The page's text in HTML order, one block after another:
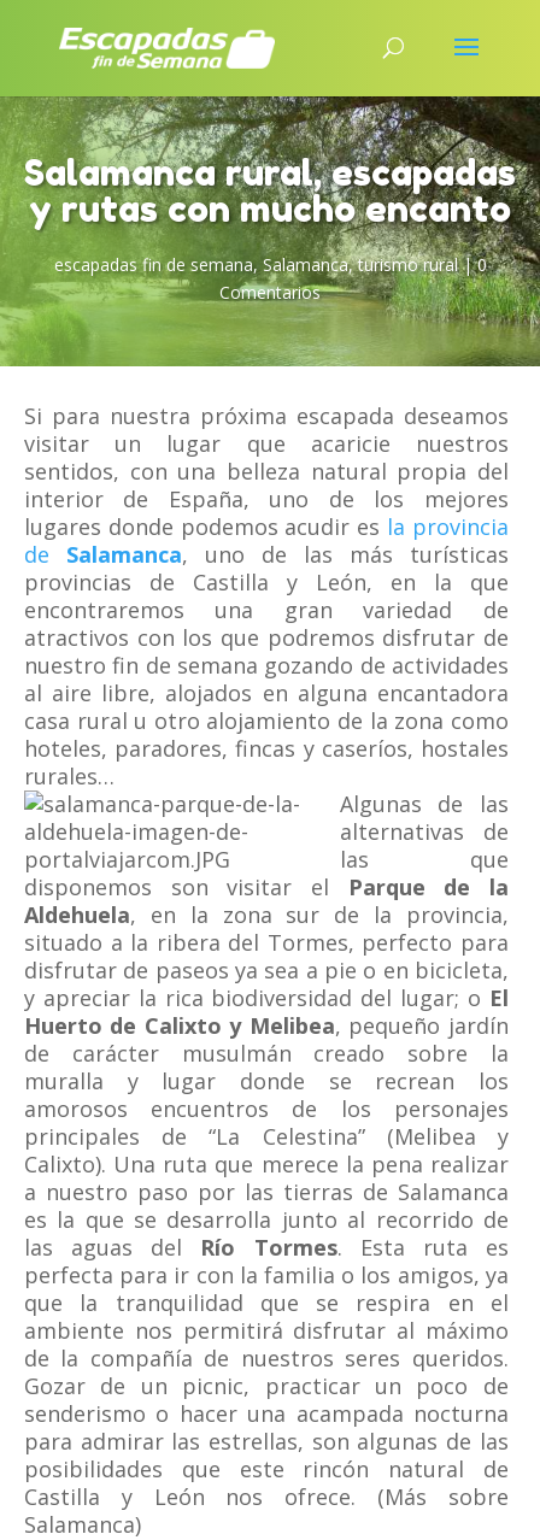
Salamanca rural, escapadas
y rutas con mucho encanto
escapadas fin de semana, Salamanca,turismo rural|0
Comentarios
Si para nuestra próxima escapada deseamos
visitar un lugar que acaricie nuestros
sentidos, con una belleza natural propia del
interior de España, uno de los mejores
lugares donde podemos acudir es la provincia
de Salamanca, uno de las más turísticas
provincias de Castilla y León, en la que
encontraremos una gran variedad de
atractivos con los que podremos disfrutar de
nuestro fin de semana gozando de actividades
al aire libre, alojados en alguna encantadora
casa rural u otro alojamiento de la zona como
hoteles, paradores, fincas y caseríos, hostales
rurales…
Algunas de las
alternativas de
las que
disponemos son visitar el Parque de la
Aldehuela, en la zona sur de la provincia,
situado a la ribera del Tormes, perfecto para
disfrutar de paseos ya sea a pie o en bicicleta,
y apreciar la rica biodiversidad del lugar; o El
Huerto de Calixto y Melibea, pequeño jardín
de carácter musulmán creado sobre la
muralla y lugar donde se recrean los
amorosos encuentros de los personajes
principales de “La Celestina” (Melibea y
Calixto). Una ruta que merece la pena realizar
a nuestro paso por las tierras de Salamanca
es la que se desarrolla junto al recorrido de
las aguas del Río Tormes. Esta ruta es
perfecta para ir con la familia o los amigos, ya
que la tranquilidad que se respira en el
ambiente nos permitirá disfrutar al máximo
de la compañía de nuestros seres queridos.
Gozar de un picnic, practicar un poco de
senderismo o hacer una acampada nocturna
para admirar las estrellas, son algunas de las
posibilidades que este rincón natural de
Castilla y León nos ofrece. (Más sobre
Salamanca)